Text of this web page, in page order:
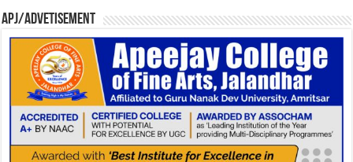
APJ/Advetisement